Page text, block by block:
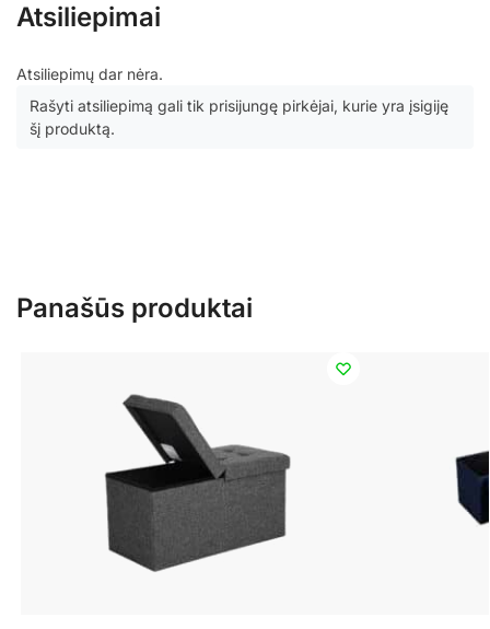
Atsiliepimai
Atsiliepimų dar nėra.
Rašyti atsiliepimą gali tik prisijungę pirkėjai, kurie yra įsigiję
šį produktą.
Panašūs produktai